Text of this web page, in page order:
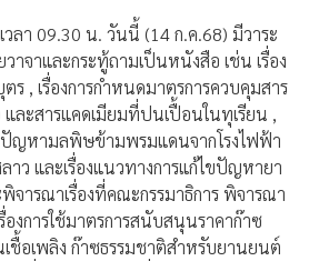
ลา 09.30 น. วันนี้ (14 ก.ค.68) มีวาระ
าจาและกระทู้ถามเป็นหนังสือ เช่น เรื่อง
ร , เรื่องการกำหนดมาตรการควบคุมสาร
และสารแคดเมียมที่ปนเปื้อนในทุเรียน ,
ปัญหามลพิษข้ามพรมแดนจากโรงไฟฟ้า
ว และเรื่องแนวทางการแก้ไขปัญหายา
จารณาเรื่องที่คณะกรรมาธิการ พิจารณา
รื่องการใช้มาตรการสนับสนุนราคาก๊าซ
ชื้อเพลิง ก๊าซธรรมชาติสำหรับยานยนต์